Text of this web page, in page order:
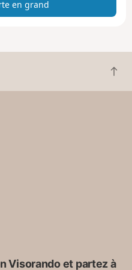
t
e
g
n
en grand
R
e
Visorando et partez à